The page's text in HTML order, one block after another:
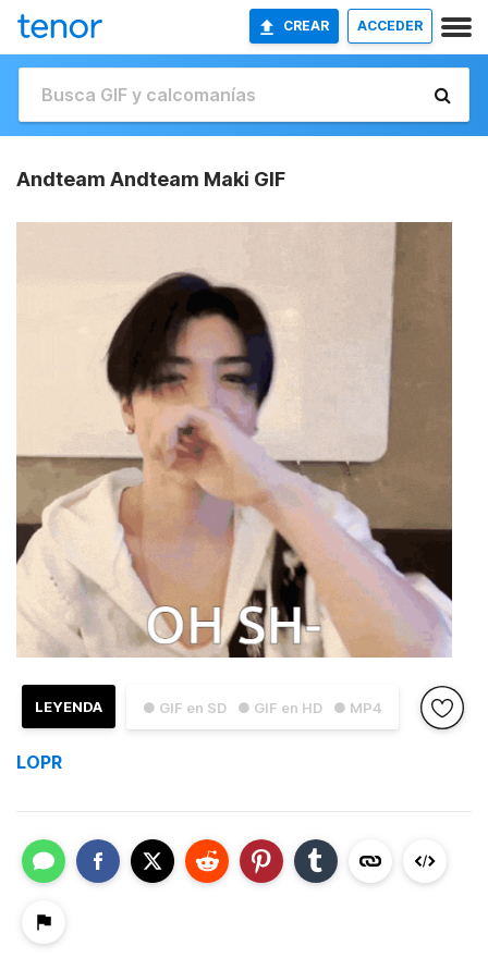
CREAR ACCEDER
Andteam Andteam Maki GIF
● GIF en SD ● GIF en HD ● MP4
LEYENDA
LOPR